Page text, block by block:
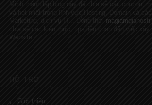
Mình thành lập blog này để chia sẻ các coupon,
và hot nhất trong lĩnh vực Hosting, Domain và
Marketing, dịch vụ IT... Đồng thời
chia sẻ các kiến thức, tips liên quan đến việc xây
Website
HỖ TRỢ
Giới thiệu